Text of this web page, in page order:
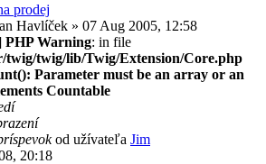
prodej
Havlíček » 07 Aug 2005, 12:58
PHP Warning: in file
twig/twig/lib/Twig/Extension/Core.php
Parameter must be an array or an
Countable
od užívateľa Jim
20:18